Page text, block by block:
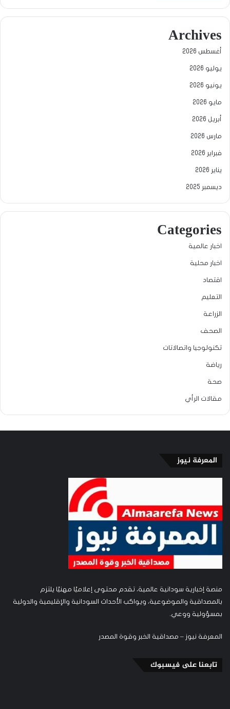
Archives
أغسطس 2026
يوليو 2026
يونيو 2026
مايو 2026
أبريل 2026
مارس 2026
فبراير 2026
يناير 2026
ديسمبر 2025
Categories
اخبار عالمية
اخبار محلية
اقتصاد
التعليم
الزراعة
الصحف
تكنولوجيا واتصالاتات
رياضة
صحة
مقالات الرأي
المعرفة نيوز
منصة إخبارية سودانية عالمية، تقدم محتوى إعلاميًا مهنيًا يلتزم
بالمصداقية والموضوعية، ويواكب الأحداث السودانية والإقليمية والدولية
بمسؤولية ووعي.
المعرفة نيوز – مصداقية الخبر وقوة المصدر
تابعنا على فيسبوك